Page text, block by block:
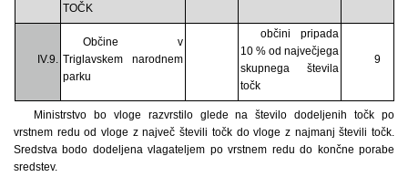
TOČK
IV.9.
Občine v
Triglavskem narodnem
parku
občini pripada
10 % od največjega
skupnega števila
točk
9
Ministrstvo bo vloge razvrstilo glede na število dodeljenih točk po
vrstnem redu od vloge z največ števili točk do vloge z najmanj števili točk.
Sredstva bodo dodeljena vlagateljem po vrstnem redu do končne porabe
sredstev.